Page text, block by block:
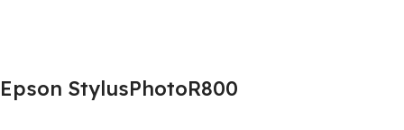
Epson StylusPhotoR800